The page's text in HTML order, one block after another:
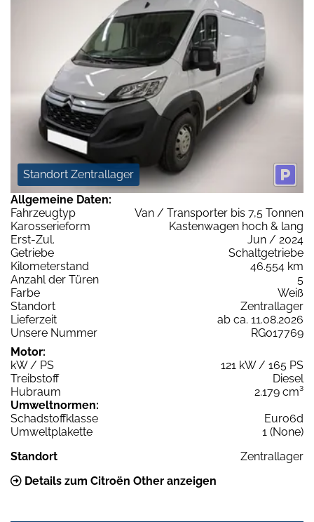
Standort Zentrallager
Allgemeine Daten:
Fahrzeugtyp
Van / Transporter bis 7,5 Tonnen
Karosserieform
Kastenwagen hoch & lang
Erst-Zul.
Jun / 2024
Getriebe
Schaltgetriebe
Kilometerstand
46.554 km
Anzahl der Türen
5
Farbe
Weiß
Standort
Zentrallager
Lieferzeit
ab ca. 11.08.2026
Unsere Nummer
RG017769
Motor:
kW / PS
121 kW / 165 PS
Treibstoff
Diesel
Hubraum
2.179 cm³
Umweltnormen:
Schadstoffklasse
Euro6d
Umweltplakette
1 (None)
Standort
Zentrallager
Details zum Citroën Other anzeigen